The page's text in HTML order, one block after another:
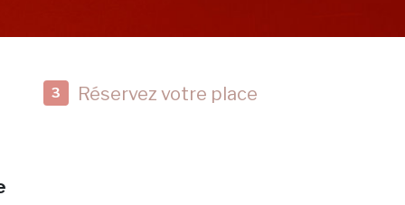
3 Réservez votre place